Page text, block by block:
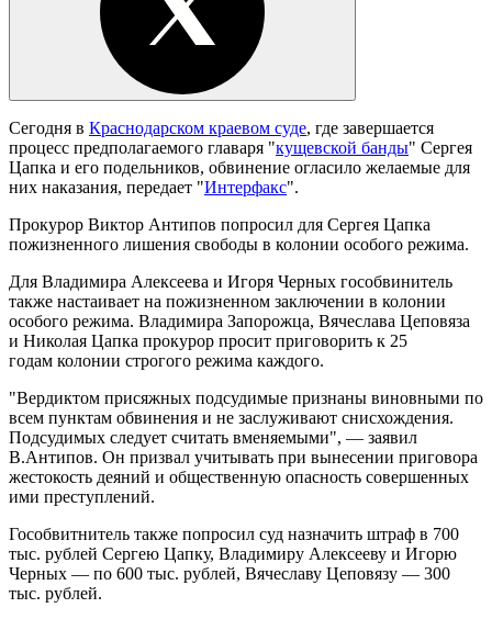
Сегодня в Краснодарском краевом суде, где завершается
процесс предполагаемого главаря "кущевской банды" Сергея
Цапка и его подельников, обвинение огласило желаемые для
них наказания, передает "Интерфакс".
Прокурор Виктор Антипов попросил для Сергея Цапка
пожизненного лишения свободы в колонии особого режима.
Для Владимира Алексеева и Игоря Черных гособвинитель
также настаивает на пожизненном заключении в колонии
особого режима. Владимира Запорожца, Вячеслава Цеповяза
и Николая Цапка прокурор просит приговорить к 25
годам колонии строгого режима каждого.
"Вердиктом присяжных подсудимые признаны виновными по
всем пунктам обвинения и не заслуживают снисхождения.
Подсудимых следует считать вменяемыми", — заявил
В.Антипов. Он призвал учитывать при вынесении приговора
жестокость деяний и общественную опасность совершенных
ими преступлений.
Гособвитнитель также попросил суд назначить штраф в 700
тыс. рублей Сергею Цапку, Владимиру Алексееву и Игорю
Черных — по 600 тыс. рублей, Вячеславу Цеповязу — 300
тыс. рублей.